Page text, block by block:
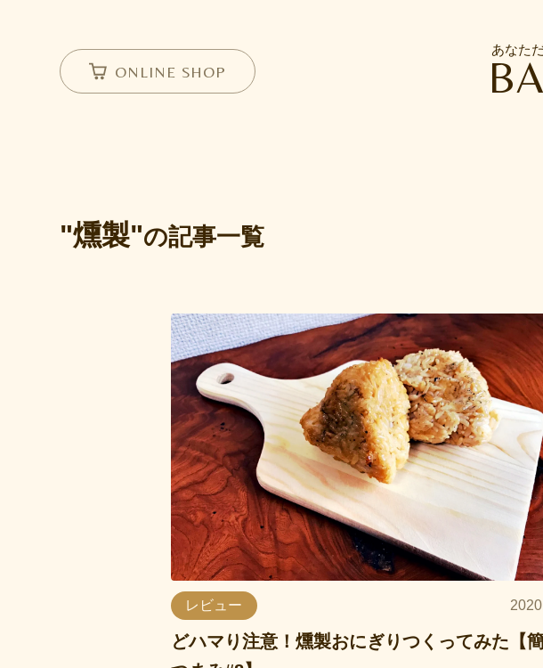
ONLINE SHOP
あなた
"燻製"の記事一覧
レビュー
どハマり注意！燻製おにぎりつくってみた【